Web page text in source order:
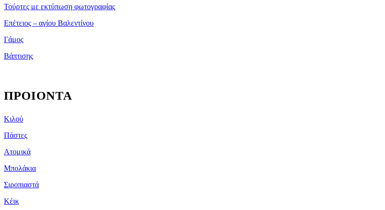
Τούρτες με εκτύπωση φωτογραφίας
Επέτειος – αγίου Βαλεντίνου
Γάμος
Βάπτισης
ΠΡΟΙΟΝΤΑ
Kιλού
Πάστες
Ατομικά
Μπολάκια
Σιροπιαστά
Κέικ